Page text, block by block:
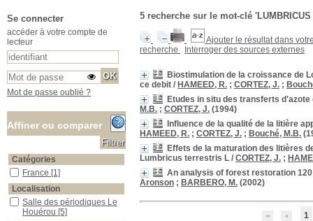
5 recherche sur le mot-clé
Ajouter le résultat dans
recherche
Interroger des sources externes
Biostimulation de la croissance de
ce debit / HAMEED, R. ; CORTEZ, J. ;
Etudes in situ des transferts
M.B. ; CORTEZ, J. (1994)
Influence de la qualité de la litière
HAMEED, R. ; CORTEZ, J. ; Bouché, M.B.
Effets de la maturation des litières
Lumbricus terrestris L / CORTEZ, J. ;
An analysis of forest restoration
Aronson ; BARBERO, M. (2002)
1
Se connecter
accéder à votre compte de
lecteur
Mot de passe oublié ?
Affiner ou comparer
Catégories
FranceFrance [1]
Localisation
Salle des périodiques Le Houérou
Salle des périodiques Le
Houérou [5]